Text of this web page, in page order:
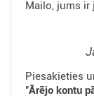
Mailo, jums ir
Piesakieties
"Ārējo kontu